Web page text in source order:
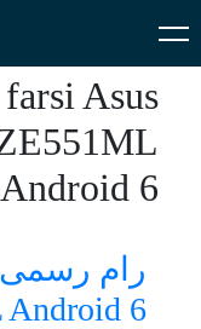
Asus
Android 6
6